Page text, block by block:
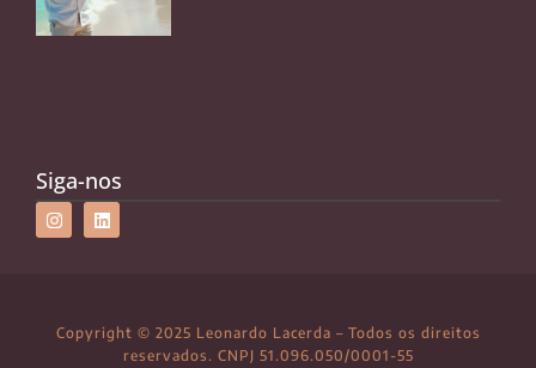
Siga-nos
Copyright © 2025 Leonardo Lacerda – Todos os direitos
reservados. CNPJ 51.096.050/0001-55